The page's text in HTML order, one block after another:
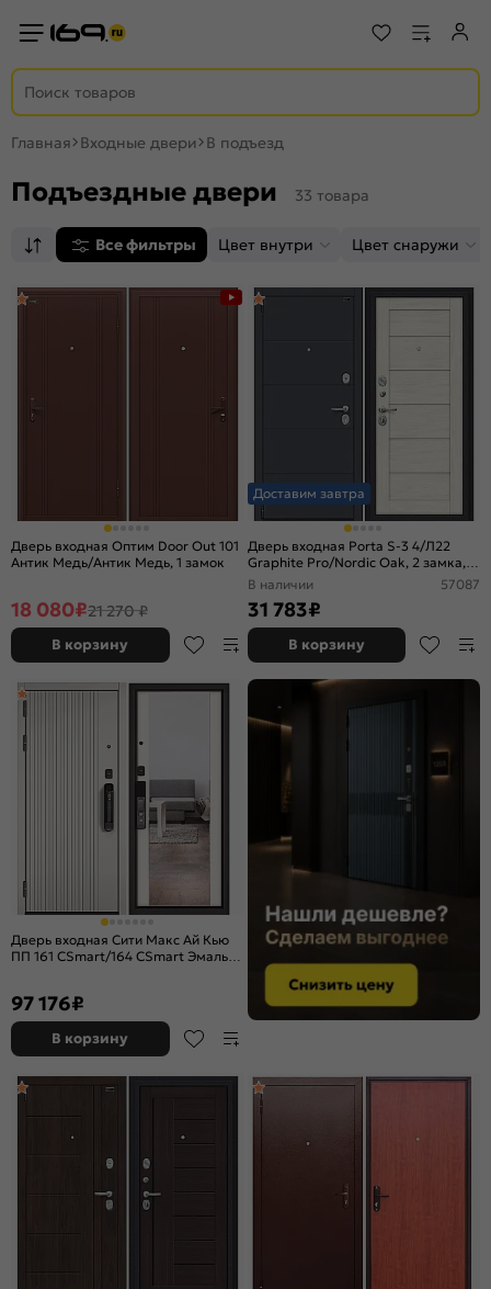
Главная Входные двери В подъезд
Подъездные двери 33 товара
Все фильтры Цвет внутри Цвет снаружи
Дверь входная Оптим Door Out 101
Антик Медь/Антик Медь, 1 замок
18 080₽21 270 ₽
В корзину
Доставим завтра
Дверь входная Porta S-3 4/Л22
Graphite Pro/Nordic Oak, 2 замка, с
ночной задвижкой
В наличии 57087
31 783₽
В корзину
Дверь входная Сити Макс Ай Кью
ПП 161 CSmart/164 CSmart Эмаль
97 176₽
В корзину